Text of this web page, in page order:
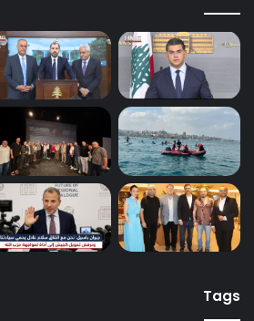
Tags